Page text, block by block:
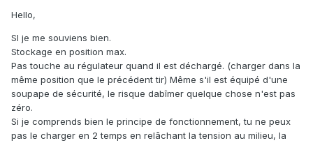
Hello,
SI je me souviens bien.
Stockage en position max.
Pas touche au régulateur quand il est déchargé. (charger dans la
même position que le précédent tir) Même s'il est équipé d'une
soupape de sécurité, le risque dabîmer quelque chose n'est pas
zéro.
Si je comprends bien le principe de fonctionnement, tu ne peux
pas le charger en 2 temps en relâchant la tension au milieu, la